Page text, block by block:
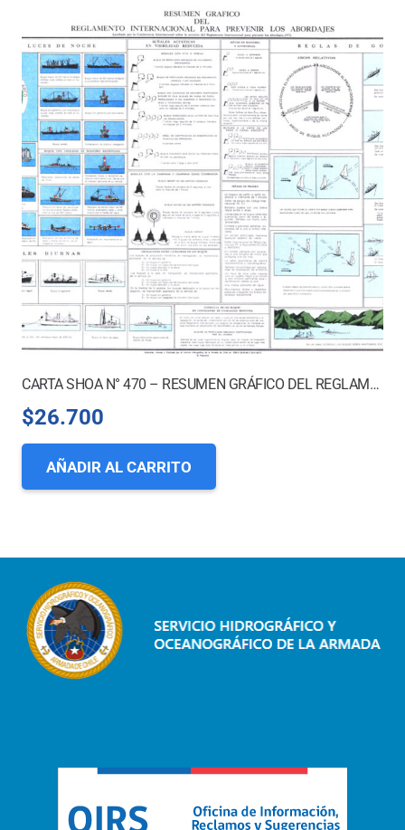
CARTA SHOA N° 470 – RESUMEN GRÁFICO DEL REGLAMENTO INTERNACIONAL PARA PREVENIR LOS ABORDAJES
$26.700
AÑADIR AL CARRITO